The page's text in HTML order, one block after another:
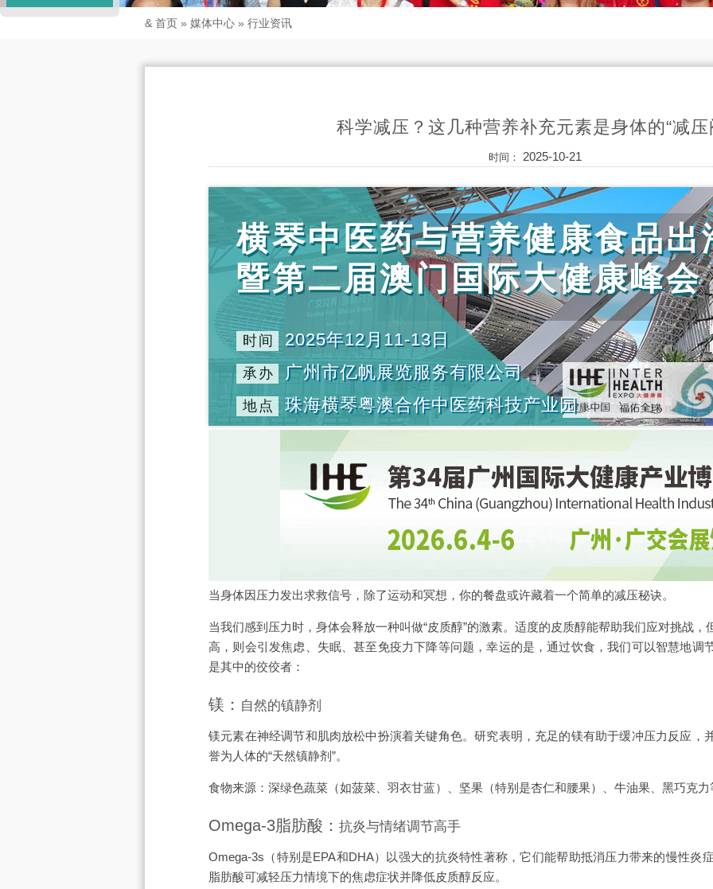
& 首页 » 媒体中心 » 行业资讯
科学减压？这几种营养补充元素是身体的“减压
时间： 2025-10-21
横琴中医药与营养健康食品出
暨第二届澳门国际大健康峰会
时间 2025年12月11-13日
承办 广州市亿帆展览服务有限公司
地点 珠海横琴粤澳合作中医药科技产业园
当身体因压力发出求救信号，除了运动和冥想，你的餐盘或许藏着一个简单的减压秘诀。
当我们感到压力时，身体会释放一种叫做“皮质醇”的激素。适度的皮质醇能帮助我们应对挑战
高，则会引发焦虑、失眠、甚至免疫力下降等问题，幸运的是，通过饮食，我们可以智慧地调
是其中的佼佼者：
镁： 自然的镇静剂
镁元素在神经调节和肌肉放松中扮演着关键角色。研究表明，充足的镁有助于缓冲压力反应，
誉为人体的“天然镇静剂”。
食物来源：深绿色蔬菜（如菠菜、羽衣甘蓝）、坚果（特别是杏仁和腰果）、牛油果、黑巧克力
Omega-3脂肪酸： 抗炎与情绪调节高手
Omega-3s（特别是EPA和DHA）以强大的抗炎特性著称，它们能帮助抵消压力带来的慢性炎
脂肪酸可减轻压力情境下的焦虑症状并降低皮质醇反应。